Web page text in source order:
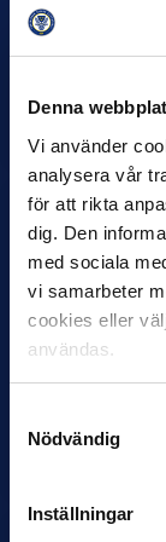
Denna
Vi använder
analysera vår
för att rikta
dig. Den
med sociala
vi samarbeter
cookies eller
användas.
Nödvändig
Inställningar
30 JUNI
12 JUNI